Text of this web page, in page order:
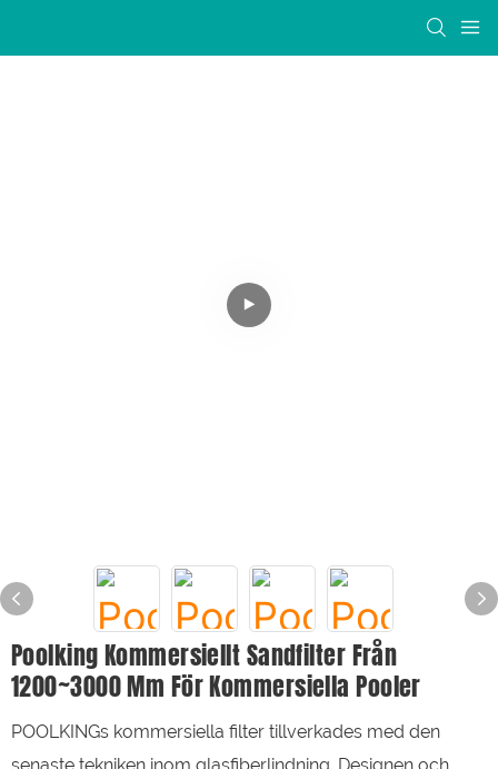
Poolking Kommersiellt Sandfilter Från
1200~3000 Mm För Kommersiella Pooler
POOLKINGs kommersiella filter tillverkades med den